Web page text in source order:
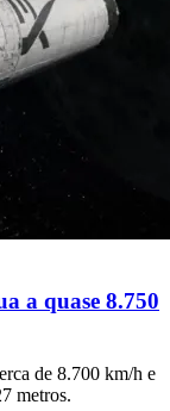
a quase 8.750
de 8.700 km/h e
metros.